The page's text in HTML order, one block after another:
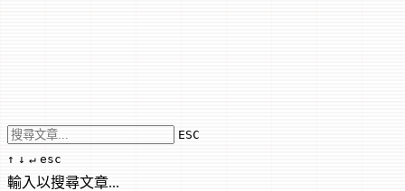
Use arrow keys to navigate results,
ESC
↑ ↓ ↵ esc
輸入以搜尋文章...